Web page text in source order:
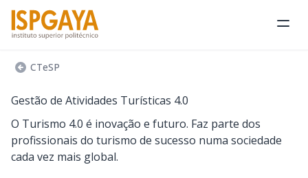
CTeSP
Gestão de Atividades Turísticas 4.0
O Turismo 4.0 é inovação e futuro. Faz parte dos
profissionais do turismo de sucesso numa sociedade
cada vez mais global.